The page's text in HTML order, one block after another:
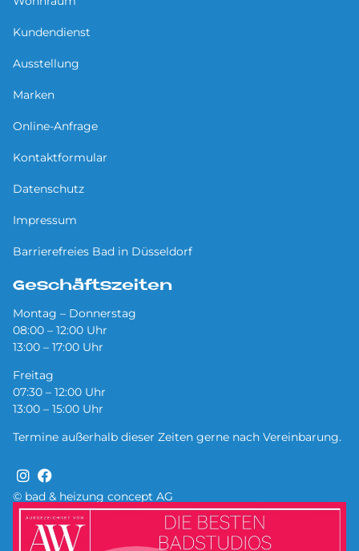
© bad & heizung concept AG
Bild
Kundendienst
Ausstellung
Marken
Online-Anfrage
Kontaktformular
Datenschutz
Impressum
Barrierefreies Bad in Düsseldorf
Geschäftszeiten
Montag – Donnerstag
08:00 – 12:00 Uhr
13:00 – 17:00 Uhr
Freitag
07:30 – 12:00 Uhr
13:00 – 15:00 Uhr
Termine außerhalb dieser Zeiten gerne nach Vereinbarung.